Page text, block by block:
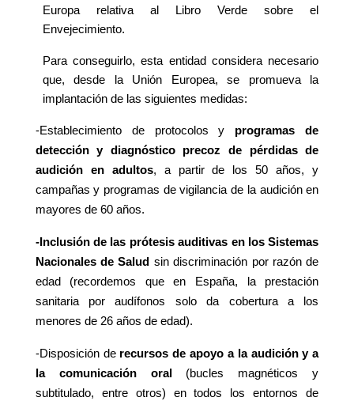
Europa relativa al Libro Verde sobre el
Envejecimiento.
Para conseguirlo, esta entidad considera necesario
que, desde la Unión Europea, se promueva la
implantación de las siguientes medidas:
-Establecimiento de protocolos y programas de
detección y diagnóstico precoz de pérdidas de
audición en adultos, a partir de los 50 años, y
campañas y programas de vigilancia de la audición en
mayores de 60 años.
-Inclusión de las prótesis auditivas en los Sistemas
Nacionales de Salud sin discriminación por razón de
edad (recordemos que en España, la prestación
sanitaria por audífonos solo da cobertura a los
menores de 26 años de edad).
-Disposición de recursos de apoyo a la audición y a
la comunicación oral
(bucles magnéticos y
subtitulado, entre otros) en todos los entornos de